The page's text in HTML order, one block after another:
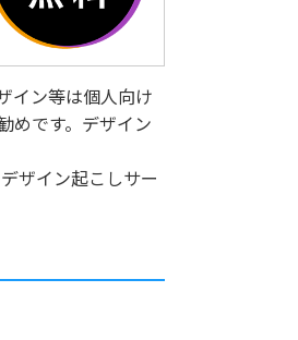
イン等は個人向け
めです。デザイン
ザイン起こしサー